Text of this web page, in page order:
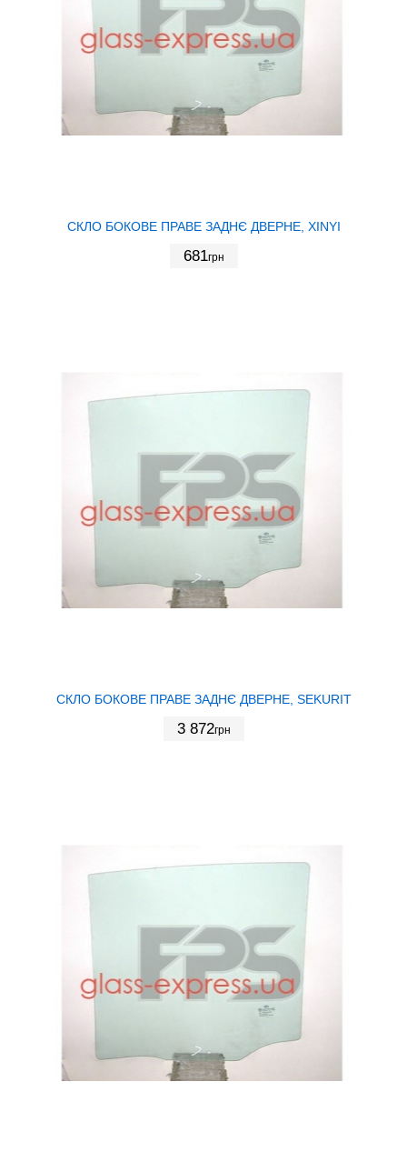
СКЛО БОКОВЕ ПРАВЕ ЗАДНЄ ДВЕРНЕ, XINYI
681грн
СКЛО БОКОВЕ ПРАВЕ ЗАДНЄ ДВЕРНЕ, SEKURIT
3 872грн